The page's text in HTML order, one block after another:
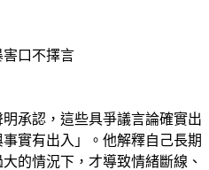
口不擇言
承認，這些具爭議言論確實出
實有出入」。他解釋自己長期
的情況下，才導致情緒斷線、